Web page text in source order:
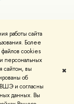
работы сайта
Более
cookies
персональных
сайтом, вы
об
и согласны
данных. Вы
✖
использования
сайта